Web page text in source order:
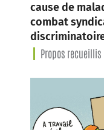
cause de
combat
Propos